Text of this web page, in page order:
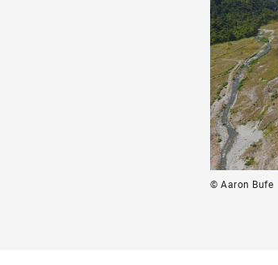
© Aaron Bufe